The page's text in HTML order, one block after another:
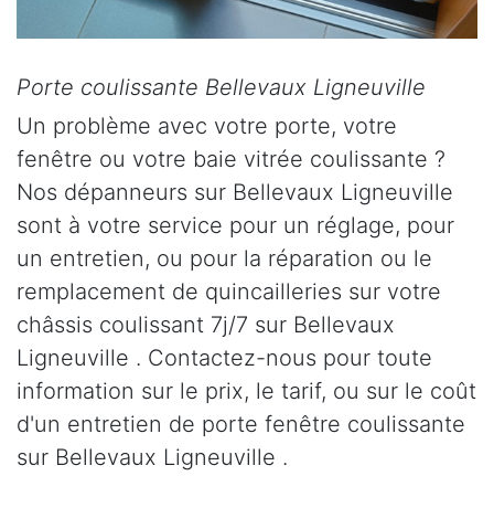
Porte coulissante Bellevaux Ligneuville
Un problème avec votre porte, votre
fenêtre ou votre baie vitrée coulissante ?
Nos dépanneurs sur Bellevaux Ligneuville
sont à votre service pour un réglage, pour
un entretien, ou pour la réparation ou le
remplacement de quincailleries sur votre
châssis coulissant 7j/7 sur Bellevaux
Ligneuville . Contactez-nous pour toute
information sur le prix, le tarif, ou sur le coût
d'un entretien de porte fenêtre coulissante
sur Bellevaux Ligneuville .